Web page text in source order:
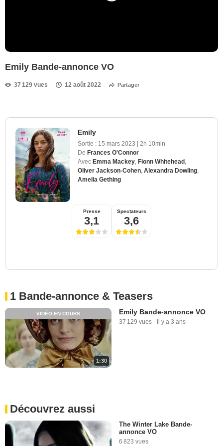
Emily Bande-annonce VO
37 129 vues 12 août 2022 Partager
Emily
Sortie : 15 mars 2023 | 2h 10min
De Frances O'Connor
Avec Emma Mackey Fionn Whitehead
Oliver Jackson-Cohen Alexandra Dowling
Amelia Gething
Presse
3,1
Spectateurs
3,6
1 Bande-annonce & Teasers
1:30
VIDÉO EN COURS Emily Bande-annonce VO
37 129 vues - Il y a 3 ans
Découvrez aussi
The Winter Lake Bande-
annonce VO
6 823 vues